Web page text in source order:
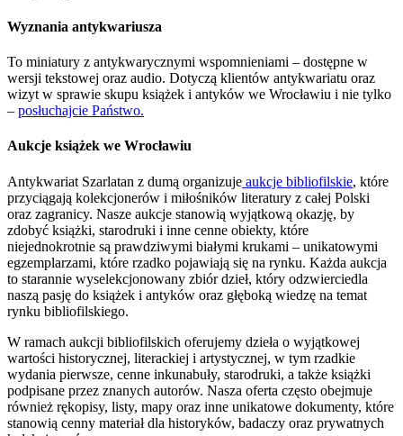
Wyznania antykwariusza
To miniatury z antykwarycznymi wspomnieniami – dostępne w
wersji tekstowej oraz audio. Dotyczą klientów antykwariatu oraz
wizyt w sprawie skupu książek i antyków we Wrocławiu i nie tylko
– posłuchajcie Państwo.
Aukcje książek we Wrocławiu
Antykwariat Szarlatan z dumą organizuje aukcje bibliofilskie, które
przyciągają kolekcjonerów i miłośników literatury z całej Polski
oraz zagranicy. Nasze aukcje stanowią wyjątkową okazję, by
zdobyć książki, starodruki i inne cenne obiekty, które
niejednokrotnie są prawdziwymi białymi krukami – unikatowymi
egzemplarzami, które rzadko pojawiają się na rynku. Każda aukcja
to starannie wyselekcjonowany zbiór dzieł, który odzwierciedla
naszą pasję do książek i antyków oraz głęboką wiedzę na temat
rynku bibliofilskiego.
W ramach aukcji bibliofilskich oferujemy dzieła o wyjątkowej
wartości historycznej, literackiej i artystycznej, w tym rzadkie
wydania pierwsze, cenne inkunabuły, starodruki, a także książki
podpisane przez znanych autorów. Nasza oferta często obejmuje
również rękopisy, listy, mapy oraz inne unikatowe dokumenty, które
stanowią cenny materiał dla historyków, badaczy oraz prywatnych